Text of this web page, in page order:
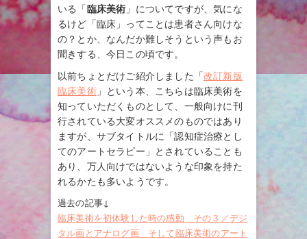
いる「 臨床美術 」についてですが、気にな
るけど「臨床」ってことは患者さん向けな
の？とか、なんだか難しそうという声もお
聞きする、今日この頃です。
以前ちょとだけご紹介しました「改訂新版
臨床美術」という本、こちらは臨床美術を
知っていただくものとして、一般向けに刊
行されている大変オススメのものではあり
ますが、サブタイトルに「認知症治療とし
てのアートセラピー」とされていることも
あり、万人向けではないような印象を持た
れるかたも多いようです。
過去の記事↓
臨床美術を初体験した時の感動 その３／デジ
タル画とアナログ画 そして臨床美術のアート